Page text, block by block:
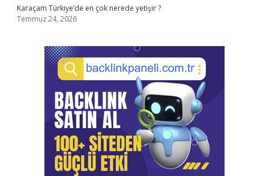
Karaçam Türkiye’de en çok nerede yetişir ?
Temmuz 24, 2026